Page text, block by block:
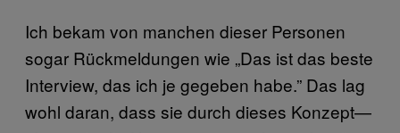
Ich bekam von manchen dieser Personen
sogar Rückmeldungen wie „Das ist das beste
Interview, das ich je gegeben habe.” Das lag
wohl daran, dass sie durch dieses Konzept—